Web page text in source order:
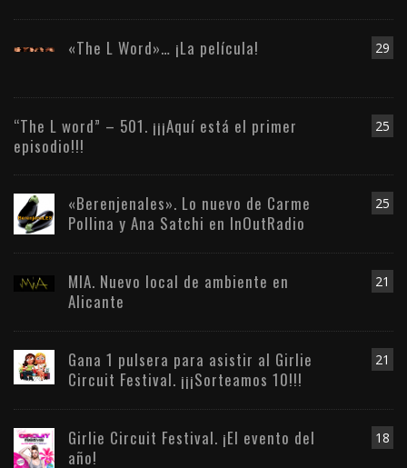
29
«The L Word»… ¡La película!
25
“The L word” – 501. ¡¡¡Aquí está el primer
episodio!!!
25
«Berenjenales». Lo nuevo de Carme
Pollina y Ana Satchi en InOutRadio
21
MIA. Nuevo local de ambiente en
Alicante
21
Gana 1 pulsera para asistir al Girlie
Circuit Festival. ¡¡¡Sorteamos 10!!!
18
Girlie Circuit Festival. ¡El evento del
año!